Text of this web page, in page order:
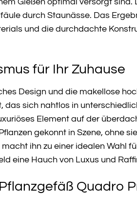
durch Staunässe. Das
und die durchdachte
für Ihr Zuhause
Design und die makellose
sich nahtlos in
Element auf der
gekonnt in Szene, ohne
ihn zu einer idealen Wahl
eine Hauch von Luxus und
Quadro